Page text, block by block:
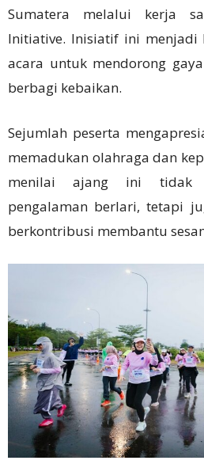
Sumatera melalui kerja
Initiative. Inisiatif ini menjadi
acara untuk mendorong
berbagi kebaikan.
Sejumlah peserta
memadukan olahraga dan
menilai ajang ini tidak
pengalaman berlari, tetapi
berkontribusi membantu